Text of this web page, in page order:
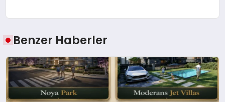
Benzer Haberler